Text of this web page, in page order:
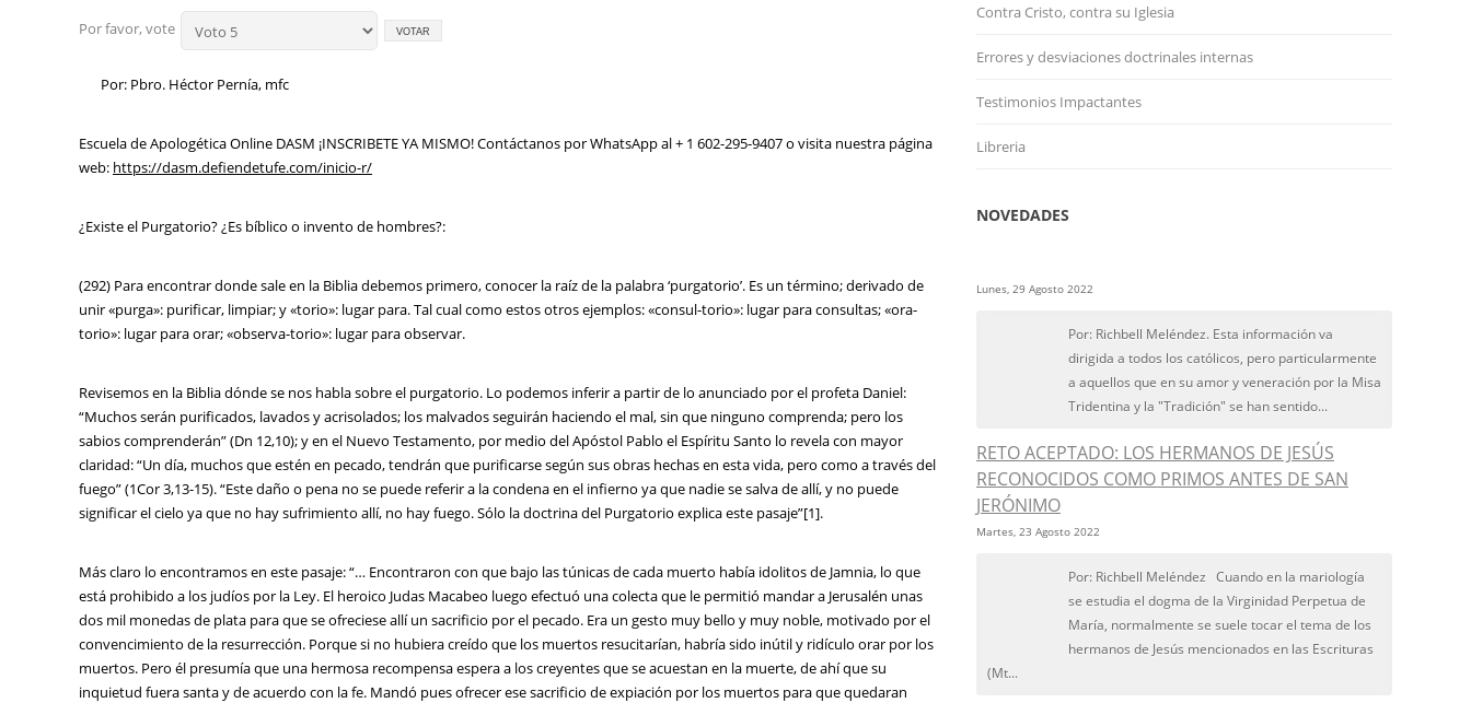
Por favor, vote
Por: Pbro. Héctor Pernía, mfc
Escuela de Apologética Online DASM ¡INSCRIBETE YA MISMO! Contáctanos por WhatsApp al + 1 602-295-9407 o visita nuestra página
web: https://dasm.defiendetufe.com/inicio-r/
¿Existe el Purgatorio? ¿Es bíblico o invento de hombres?:
(292) Para encontrar donde sale en la Biblia debemos primero, conocer la raíz de la palabra ‘purgatorio’. Es un término; derivado de
unir «purga»: purificar, limpiar; y «torio»: lugar para. Tal cual como estos otros ejemplos: «consul-torio»: lugar para consultas; «ora-
torio»: lugar para orar; «observa-torio»: lugar para observar.
Revisemos en la Biblia dónde se nos habla sobre el purgatorio. Lo podemos inferir a partir de lo anunciado por el profeta Daniel:
“Muchos serán purificados, lavados y acrisolados; los malvados seguirán haciendo el mal, sin que ninguno comprenda; pero los
sabios comprenderán” (Dn 12,10); y en el Nuevo Testamento, por medio del Apóstol Pablo el Espíritu Santo lo revela con mayor
claridad: “Un día, muchos que estén en pecado, tendrán que purificarse según sus obras hechas en esta vida, pero como a través del
fuego” (1Cor 3,13-15). “Este daño o pena no se puede referir a la condena en el infierno ya que nadie se salva de allí, y no puede
significar el cielo ya que no hay sufrimiento allí, no hay fuego. Sólo la doctrina del Purgatorio explica este pasaje”[1].
Más claro lo encontramos en este pasaje: “… Encontraron con que bajo las túnicas de cada muerto había idolitos de Jamnia, lo que
está prohibido a los judíos por la Ley. El heroico Judas Macabeo luego efectuó una colecta que le permitió mandar a Jerusalén unas
dos mil monedas de plata para que se ofreciese allí un sacrificio por el pecado. Era un gesto muy bello y muy noble, motivado por el
convencimiento de la resurrección. Porque si no hubiera creído que los muertos resucitarían, habría sido inútil y ridículo orar por los
muertos. Pero él presumía que una hermosa recompensa espera a los creyentes que se acuestan en la muerte, de ahí que su
inquietud fuera santa y de acuerdo con la fe. Mandó pues ofrecer ese sacrificio de expiación por los muertos para que quedaran
Contra Cristo, contra su Iglesia
Errores y desviaciones doctrinales internas
Testimonios Impactantes
Libreria
NOVEDADES
Lunes, 29 Agosto 2022
Por: Richbell Meléndez. Esta información va
dirigida a todos los católicos, pero particularmente
a aquellos que en su amor y veneración por la Misa
Tridentina y la "Tradición" se han sentido...
RETO ACEPTADO: LOS HERMANOS DE JESÚS
RECONOCIDOS COMO PRIMOS ANTES DE SAN
JERÓNIMO
Martes, 23 Agosto 2022
Por: Richbell Meléndez Cuando en la mariología
se estudia el dogma de la Virginidad Perpetua de
María, normalmente se suele tocar el tema de los
hermanos de Jesús mencionados en las Escrituras
(Mt...